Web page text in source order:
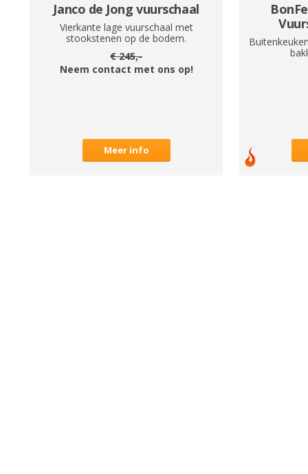
Janco de Jong vuurschaal
Vierkante lage vuurschaal met
stookstenen op de bodem.
€245,-
Neem contact met ons op!
Meer info